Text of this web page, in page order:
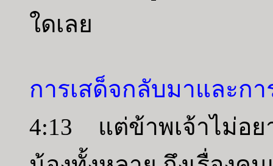
ใดเลย
การเสด็จกลับมาและก
4:13 แต่ข้าพเจ้าไม่อ